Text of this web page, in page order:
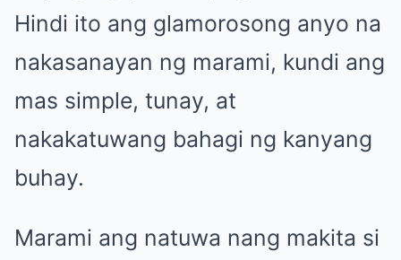
Hindi ito ang glamorosong anyo na
nakasanayan ng marami, kundi ang
mas simple, tunay, at
nakakatuwang bahagi ng kanyang
buhay.
Marami ang natuwa nang makita si